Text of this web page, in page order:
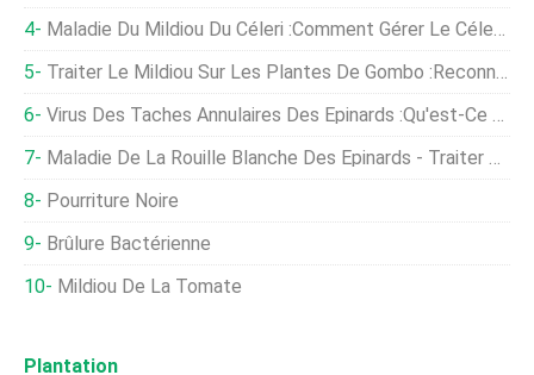
Maladie Du Mildiou Du Céleri :comment Gérer Le Céleri Avec Le Mildiou
Traiter Le Mildiou Sur Les Plantes De Gombo :reconnaître Le Mildiou Dans Les Cultures De Gombo
Virus Des Taches Annulaires Des Épinards :qu'est-Ce Que Le Virus Des Taches Annulaires Du Tabac Aux Épinards
Maladie De La Rouille Blanche Des Épinards - Traiter Les Plants D'épinards Avec La Rouille Blanche
Pourriture Noire
Brûlure Bactérienne
Mildiou De La Tomate
Plantation